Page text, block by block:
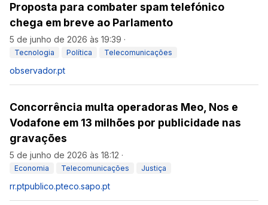
Proposta para combater spam telefónico
chega em breve ao Parlamento
5 de junho de 2026 às 19:39 ·
Tecnologia Política Telecomunicações
observador.pt
Concorrência multa operadoras Meo, Nos e
Vodafone em 13 milhões por publicidade nas
gravações
5 de junho de 2026 às 18:12 ·
Economia Telecomunicações Justiça
rr.ptpublico.pteco.sapo.pt